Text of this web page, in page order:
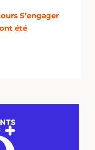
S’engager
été